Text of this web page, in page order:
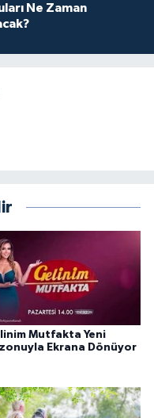
Ne Zaman
Mutfakta Yeni
Ekrana Dönüyor